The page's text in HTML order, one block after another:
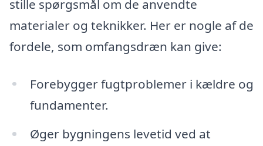
stille spørgsmål om de anvendte
materialer og teknikker. Her er nogle af de
fordele, som omfangsdræn kan give:
Forebygger fugtproblemer i kældre og
fundamenter.
Øger bygningens levetid ved at